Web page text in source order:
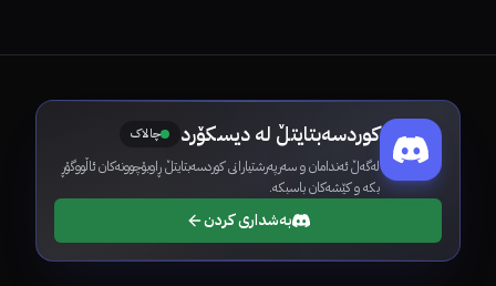
کوردسەبتایتڵ لە دیسکۆرد چالاک
لەگەڵ ئەندامان و سەرپەرشتیارانی کوردسەبتایتڵ ڕاوبۆچوونەکان ئاڵووگۆڕ
بکە و کێشەکان باسبکە.
بەشداری کردن